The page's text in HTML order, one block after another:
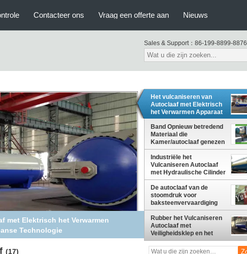
Contacteer ons Vraag een offerte aan Nieuws
Sales & Support： 86-199-8899-8876
die Kamer/autoclaaf genezen
Het vulcaniseren van
Autoclaaf met Elektrisch
het Verwarmen Apparaat
en Japanse Technologie
Band Opnieuw betredend
Materiaal die
Kamer/autoclaaf genezen
Industriële het
Vulcaniseren Autoclaaf
met Hydraulische Cilinder
en Veiligheidskoppeling
De autoclaaf van de
stoomdruk voor
baksteenvervaardiging
Rubber het Vulcaniseren
Autoclaaf met
Veiligheidsklep en het
Systeem van het
Kettingsslot
(17)